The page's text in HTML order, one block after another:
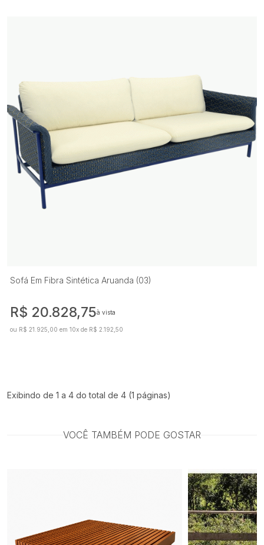
Sofá Em Fibra Sintética Aruanda (03)
R$ 20.828,75à vista
ou R$ 21.925,00 em 10x de R$ 2.192,50
Exibindo de 1 a 4 do total de 4 (1 páginas)
VOCÊ TAMBÉM PODE GOSTAR